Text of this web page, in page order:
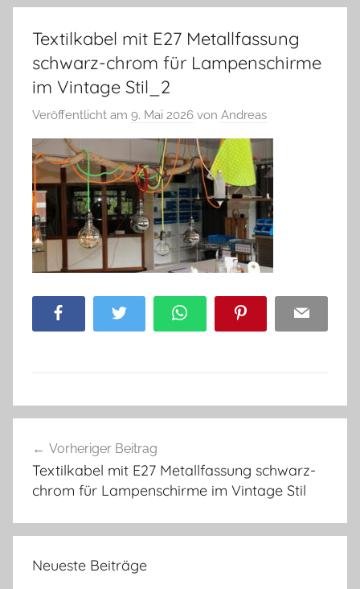
Textilkabel mit E27 Metallfassung
schwarz-chrom für Lampenschirme
im Vintage Stil_2
Veröffentlicht am 9. Mai 2026 von Andreas
Facebook Twitter WhatsApp Pinterest Email
Vorheriger Beitrag
Textilkabel mit E27 Metallfassung schwarz-
chrom für Lampenschirme im Vintage Stil
Neueste Beiträge